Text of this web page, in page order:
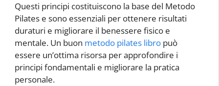
Questi principi costituiscono la base del Metodo
Pilates e sono essenziali per ottenere risultati
duraturi e migliorare il benessere fisico e
mentale. Un buon metodo pilates libro può
essere un’ottima risorsa per approfondire i
principi fondamentali e migliorare la pratica
personale.